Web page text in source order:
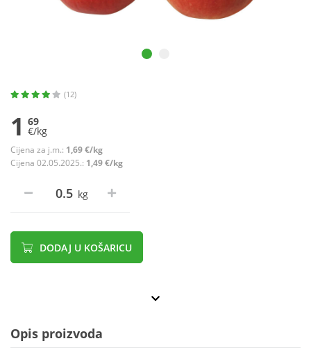
(12)
1 69
€/kg
Cijena za j.m.: 1,69 €/kg
Cijena 02.05.2025.: 1,49 €/kg
kg
DODAJ U KOŠARICU
Opis proizvoda